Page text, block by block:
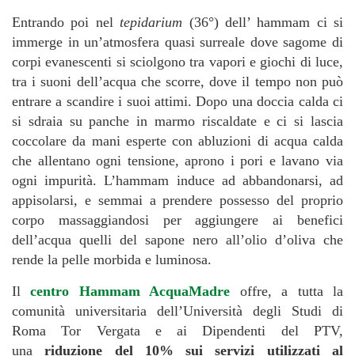
Entrando poi nel tepidarium (36°) dell’ hammam ci si
immerge in un’atmosfera quasi surreale dove sagome di
corpi evanescenti si sciolgono tra vapori e giochi di luce,
tra i suoni dell’acqua che scorre, dove il tempo non può
entrare a scandire i suoi attimi. Dopo una doccia calda ci
si sdraia su panche in marmo riscaldate e ci si lascia
coccolare da mani esperte con abluzioni di acqua calda
che allentano ogni tensione, aprono i pori e lavano via
ogni impurità. L’hammam induce ad abbandonarsi, ad
appisolarsi, e semmai a prendere possesso del proprio
corpo massaggiandosi per aggiungere ai benefici
dell’acqua quelli del sapone nero all’olio d’oliva che
rende la pelle morbida e luminosa.
Ilcentro Hammam AcquaMadre
offre, a tutta la
comunità universitaria dell’Università degli Studi di
Roma Tor Vergata e ai Dipendenti del PTV,
unariduzione del 10%
sui servizi utilizzati al